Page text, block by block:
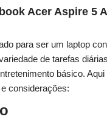
Acer Aspire 5
para ser um laptop
de tarefas
básico. Aqui
considerações: